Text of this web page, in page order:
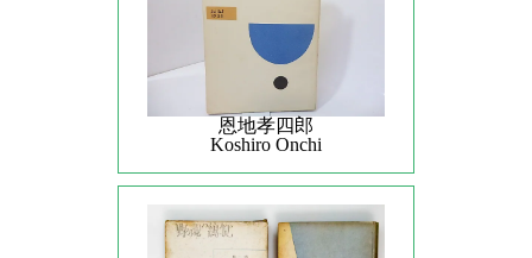
恩地孝四郎
Koshiro Onchi